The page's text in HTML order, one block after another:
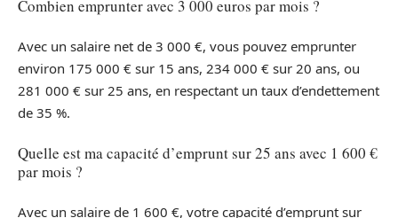
Combien emprunter avec 3 000 euros par mois ?
Avec un salaire net de 3 000 €, vous pouvez emprunter
environ 175 000 € sur 15 ans, 234 000 € sur 20 ans, ou
281 000 € sur 25 ans, en respectant un taux d’endettement
de 35 %.
Quelle est ma capacité d’emprunt sur 25 ans avec 1 600 €
par mois ?
Avec un salaire de 1 600 €, votre capacité d’emprunt sur